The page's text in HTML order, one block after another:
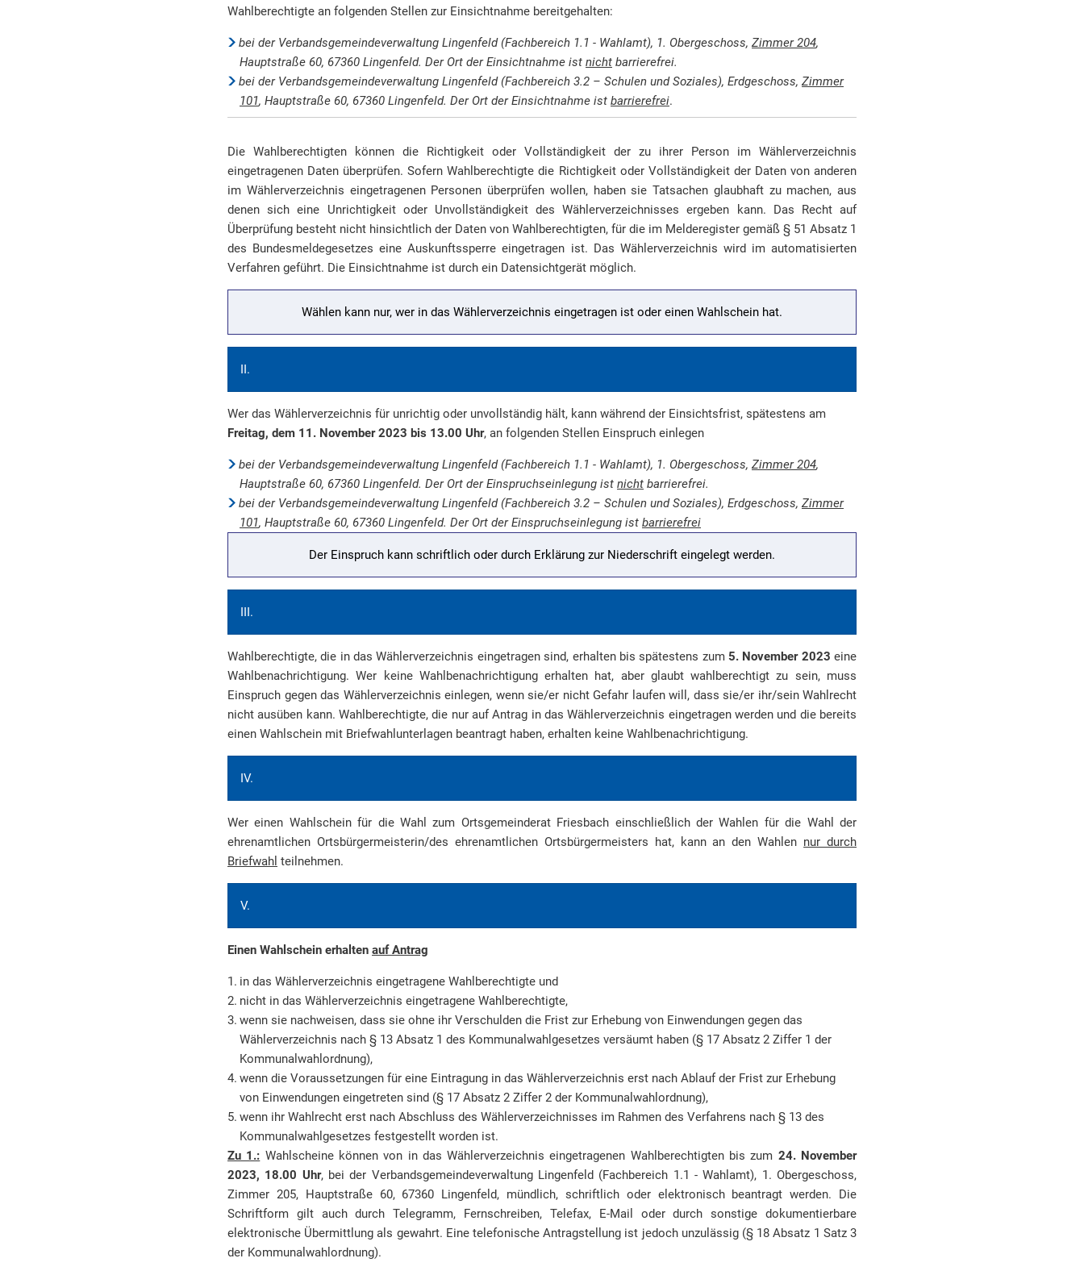
Wahlberechtigte an folgenden Stellen zur Einsichtnahme bereitgehalten:
bei der Verbandsgemeindeverwaltung Lingenfeld (Fachbereich 1.1 - Wahlamt), 1. Obergeschoss, Zimmer 204,
Hauptstraße 60, 67360 Lingenfeld. Der Ort der Einsichtnahme ist nicht barrierefrei.
bei der Verbandsgemeindeverwaltung Lingenfeld (Fachbereich 3.2 – Schulen und Soziales), Erdgeschoss, Zimmer
101, Hauptstraße 60, 67360 Lingenfeld. Der Ort der Einsichtnahme ist barrierefrei.
Die Wahlberechtigten können die Richtigkeit oder Vollständigkeit der zu ihrer Person im Wählerverzeichnis
eingetragenen Daten überprüfen. Sofern Wahlberechtigte die Richtigkeit oder Vollständigkeit der Daten von anderen
im Wählerverzeichnis einge­tragenen Personen überprüfen wollen, haben sie Tatsachen glaubhaft zu machen, aus
denen sich eine Unrichtigkeit oder Unvollständigkeit des Wählerverzeichnisses ergeben kann. Das Recht auf
Überprüfung besteht nicht hinsichtlich der Daten von Wahlberechtigten, für die im Melderegister gemäß § 51 Absatz 1
des Bundesmeldegesetzes eine Auskunftssperre eingetragen ist. Das Wählerverzeichnis wird im automatisierten
Verfahren geführt. Die Einsichtnahme ist durch ein Datensichtgerät möglich.
Wählen kann nur, wer in das Wählerverzeichnis eingetragen ist oder einen Wahlschein hat.
II.
Wer das Wählerverzeichnis für unrichtig oder unvollständig hält, kann während der Einsichtsfrist, spätestens am
Freitag, dem 11. November 2023 bis 13.00 Uhr, an folgenden Stellen Einspruch einlegen
bei der Verbandsgemeindeverwaltung Lingenfeld (Fachbereich 1.1 - Wahlamt), 1. Obergeschoss, Zimmer 204,
Hauptstraße 60, 67360 Lingenfeld. Der Ort der Einspruchseinlegung ist nicht barrierefrei.
bei der Verbandsgemeindeverwaltung Lingenfeld (Fachbereich 3.2 – Schulen und Soziales), Erdgeschoss, Zimmer
101, Hauptstraße 60, 67360 Lingenfeld. Der Ort der Einspruchseinlegung ist barrierefrei
Der Einspruch kann schriftlich oder durch Erklärung zur Niederschrift eingelegt werden.
III.
Wahlberechtigte, die in das Wählerverzeichnis eingetragen sind, erhalten bis spätestens zum 5. November 2023 eine
Wahlbenachrichtigung. Wer keine Wahlbenachrichtigung erhalten hat, aber glaubt wahlberechtigt zu sein, muss
Einspruch gegen das Wählerverzeichnis einlegen, wenn sie/er nicht Gefahr laufen will, dass sie/er ihr/sein Wahlrecht
nicht ausüben kann. Wahlberechtigte, die nur auf Antrag in das Wählerverzeichnis eingetragen werden und die bereits
einen Wahlschein mit Briefwahlunterlagen beantragt haben, erhalten keine Wahlbenachrichtigung.
IV.
Wer einen Wahlschein für die Wahl zum Ortsgemeinderat Friesbach einschließlich der Wahlen für die Wahl der
ehrenamtlichen Ortsbürgermeisterin/des ehrenamtlichen Ortsbürgermeisters hat, kann an den Wahlen nur durch
Briefwahl teilnehmen.
V.
Einen Wahlschein erhalten auf Antrag
in das Wählerverzeichnis eingetragene Wahlberechtigte und
nicht in das Wählerverzeichnis eingetragene Wahlberechtigte,
wenn sie nachweisen, dass sie ohne ihr Verschulden die Frist zur Erhebung von Einwendungen gegen das
Wählerverzeichnis nach § 13 Absatz 1 des Kommunalwahlgesetzes versäumt haben (§ 17 Absatz 2 Ziffer 1 der
Kommunalwahlordnung),
wenn die Voraussetzungen für eine Eintragung in das Wählerverzeichnis erst nach Ablauf der Frist zur Erhebung
von Einwendungen eingetreten sind (§ 17 Absatz 2 Ziffer 2 der Kommunalwahlordnung),
wenn ihr Wahlrecht erst nach Abschluss des Wählerverzeichnisses im Rahmen des Verfahrens nach § 13 des
Kommunalwahlgesetzes festgestellt worden ist.
Zu 1.: Wahlscheine können von in das Wählerverzeichnis eingetragenen Wahlberechtigten bis zum 24. November
2023, 18.00 Uhr, bei der Verbandsgemeindeverwaltung Lingenfeld (Fachbereich 1.1 - Wahlamt), 1. Obergeschoss,
Zimmer 205, Hauptstraße 60, 67360 Lingenfeld, mündlich, schriftlich oder elektronisch beantragt werden. Die
Schriftform gilt auch durch Telegramm, Fernschreiben, Telefax, E-Mail oder durch sonstige dokumentierbare
elektronische Übermittlung als gewahrt. Eine telefonische Antragstellung ist jedoch unzulässig (§ 18 Absatz 1 Satz 3
der Kommunalwahlordnung).